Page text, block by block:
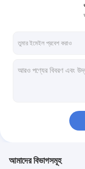
আমাদের বিভাগসমূহ